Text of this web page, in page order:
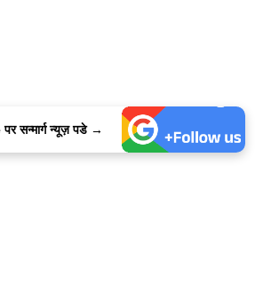
सन्मार्ग न्यूज़ पडे →